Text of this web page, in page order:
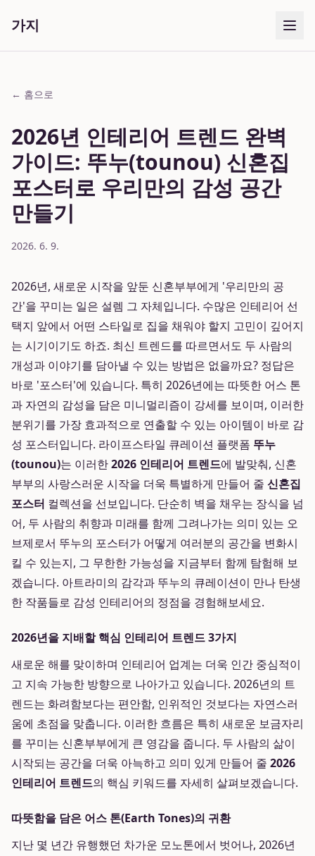
가지
← 홈으로
2026년 인테리어 트렌드 완벽
가이드: 뚜누(tounou) 신혼집
포스터로 우리만의 감성 공간
만들기
2026. 6. 9.
2026년, 새로운 시작을 앞둔 신혼부부에게 '우리만의 공
간'을 꾸미는 일은 설렘 그 자체입니다. 수많은 인테리어 선
택지 앞에서 어떤 스타일로 집을 채워야 할지 고민이 깊어지
는 시기이기도 하죠. 최신 트렌드를 따르면서도 두 사람의
개성과 이야기를 담아낼 수 있는 방법은 없을까요? 정답은
바로 '포스터'에 있습니다. 특히 2026년에는 따뜻한 어스 톤
과 자연의 감성을 담은 미니멀리즘이 강세를 보이며, 이러한
분위기를 가장 효과적으로 연출할 수 있는 아이템이 바로 감
성 포스터입니다. 라이프스타일 큐레이션 플랫폼 뚜누
(tounou)는 이러한2026 인테리어 트렌드에 발맞춰, 신혼
부부의 사랑스러운 시작을 더욱 특별하게 만들어 줄 신혼집
포스터 컬렉션을 선보입니다. 단순히 벽을 채우는 장식을 넘
어, 두 사람의 취향과 미래를 함께 그려나가는 의미 있는 오
브제로서 뚜누의 포스터가 어떻게 여러분의 공간을 변화시
킬 수 있는지, 그 무한한 가능성을 지금부터 함께 탐험해 보
겠습니다. 아트라미의 감각과 뚜누의 큐레이션이 만나 탄생
한 작품들로 감성 인테리어의 정점을 경험해보세요.
2026년을 지배할 핵심 인테리어 트렌드 3가지
새로운 해를 맞이하며 인테리어 업계는 더욱 인간 중심적이
고 지속 가능한 방향으로 나아가고 있습니다. 2026년의 트
렌드는 화려함보다는 편안함, 인위적인 것보다는 자연스러
움에 초점을 맞춥니다. 이러한 흐름은 특히 새로운 보금자리
를 꾸미는 신혼부부에게 큰 영감을 줍니다. 두 사람의 삶이
시작되는 공간을 더욱 아늑하고 의미 있게 만들어 줄 2026
인테리어 트렌드의 핵심 키워드를 자세히 살펴보겠습니다.
따뜻함을 담은 어스 톤(Earth Tones)의 귀환
지난 몇 년간 유행했던 차가운 모노톤에서 벗어나, 2026년